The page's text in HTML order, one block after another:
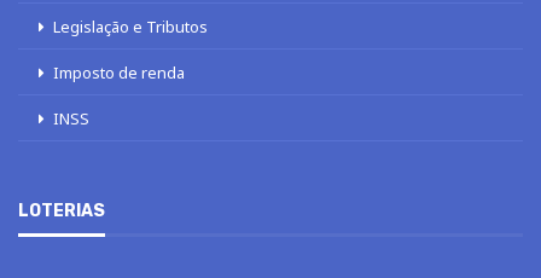
Legislação e Tributos
Imposto de renda
INSS
LOTERIAS